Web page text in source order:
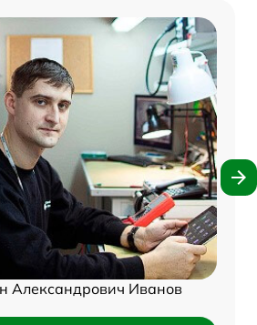
Александрович Иванов